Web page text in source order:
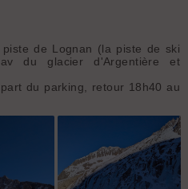
de Lognan (la piste de ski
du glacier d'Argentière et
du parking, retour 18h40 au